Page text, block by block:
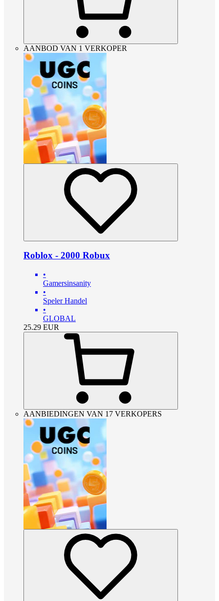
AANBOD VAN 1 VERKOPER
Roblox - 2000 Robux
•
Gamersinsanity
•
Speler Handel
•
GLOBAL
25.29 EUR
AANBIEDINGEN VAN 17 VERKOPERS